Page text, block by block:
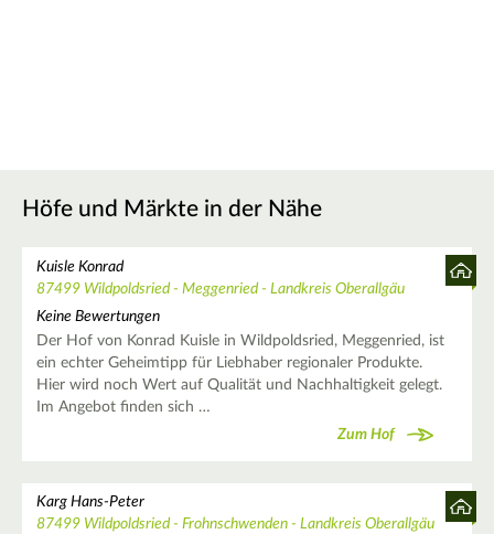
Höfe und Märkte in der Nähe
Kuisle Konrad
87499 Wildpoldsried - Meggenried - Landkreis Oberallgäu
Keine Bewertungen
Der Hof von Konrad Kuisle in Wildpoldsried, Meggenried, ist
ein echter Geheimtipp für Liebhaber regionaler Produkte.
Hier wird noch Wert auf Qualität und Nachhaltigkeit gelegt.
Im Angebot finden sich …
Zum Hof
Karg Hans-Peter
87499 Wildpoldsried - Frohnschwenden - Landkreis Oberallgäu